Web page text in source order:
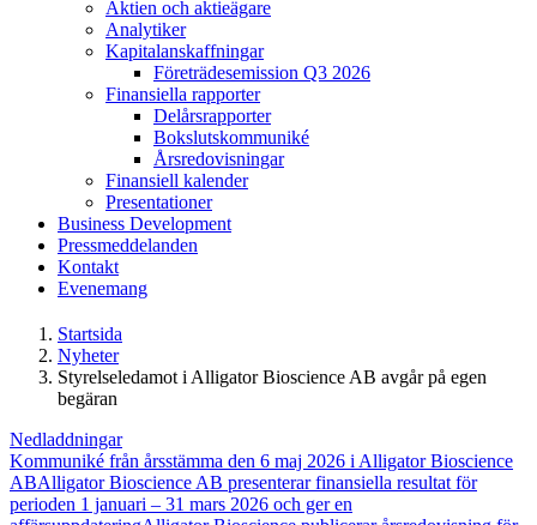
Aktien och aktieägare
Analytiker
Kapitalanskaffningar
Företrädesemission Q3 2026
Finansiella rapporter
Delårsrapporter
Bokslutskommuniké
Årsredovisningar
Finansiell kalender
Presentationer
Business Development
Pressmeddelanden
Kontakt
Evenemang
Startsida
Nyheter
Styrelseledamot i Alligator Bioscience AB avgår på egen
begäran
Nedladdningar
Kommuniké från årsstämma den 6 maj 2026 i Alligator Bioscience
ABAlligator Bioscience AB presenterar finansiella resultat för
perioden 1 januari – 31 mars 2026 och ger en